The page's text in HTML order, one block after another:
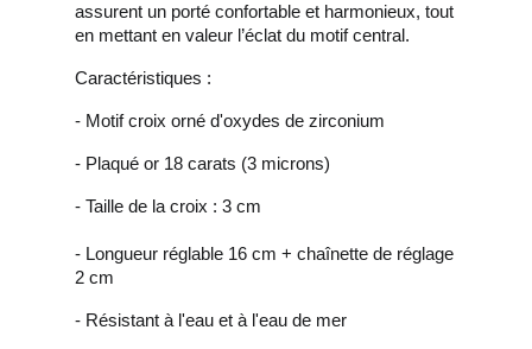
assurent un porté confortable et harmonieux, tout
en mettant en valeur l’éclat du motif central.
Caractéristiques :
- Motif croix orné d'oxydes de zirconium
- Plaqué or 18 carats (3 microns)
- Taille de la croix : 3 cm
- Longueur réglable 16 cm + chaînette de réglage
2 cm
- Résistant à l'eau et à l'eau de mer